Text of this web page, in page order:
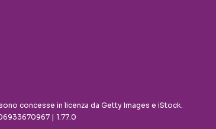
concesse in licenza da Getty Images e iStock.
| 1.77.0